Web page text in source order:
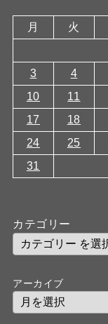
月
火
3
4
10
11
17
18
24
25
31
カテゴリー
アーカイブ